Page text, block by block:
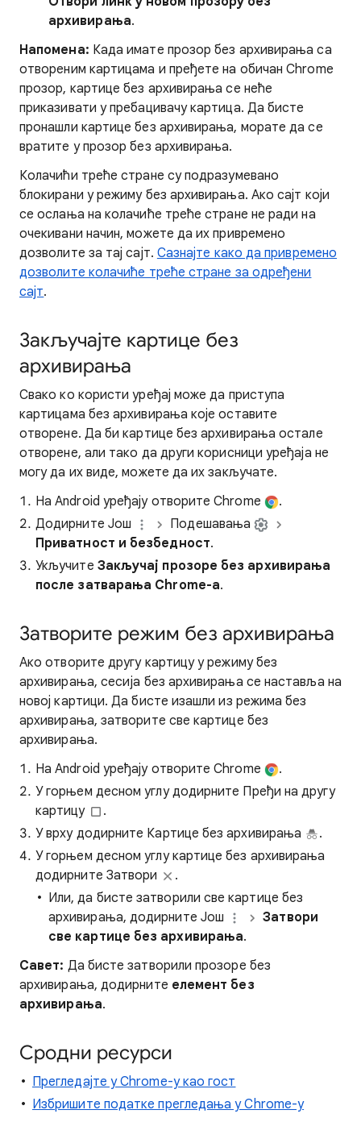
архивирања.
Напомена: Када имате прозор без архивирања са
отвореним картицама и пређете на обичан Chrome
прозор, картице без архивирања се неће
приказивати у пребацивачу картица. Да бисте
пронашли картице без архивирања, морате да се
вратите у прозор без архивирања.
Колачићи треће стране су подразумевано
блокирани у режиму без архивирања. Ако сајт који
се ослања на колачиће треће стране не ради на
очекивани начин, можете да их привремено
дозволите за тај сајт. Сазнајте како да привремено
дозволите колачиће треће стране за одређени
сајт.
Закључајте картице без
архивирања
Свако ко користи уређај може да приступа
картицама без архивирања које оставите
отворене. Да би картице без архивирања остале
отворене, али тако да други корисници уређаја не
могу да их виде, можете да их закључате.
На Android уређају отворите Chrome
.
Додирните Још
Подешавања
Приватност и безбедност.
Укључите Закључај прозоре без архивирања
после затварања Chrome-а.
Затворите режим без архивирања
Ако отворите другу картицу у режиму без
архивирања, сесија без архивирања се наставља на
новој картици. Да бисте изашли из режима без
архивирања, затворите све картице без
архивирања.
На Android уређају отворите Chrome
.
У горњем десном углу додирните Пређи на другу
картицу
.
У врху додирните Картице без архивирања
.
У горњем десном углу картице без архивирања
додирните Затвори
.
Или, да бисте затворили све картице без
архивирања, додирните Још
Затвори
све картице без архивирања.
Савет: Да бисте затворили прозоре без
архивирања, додирните елемент без
архивирања.
Сродни ресурси
Прегледајте у Chrome-у као гост
Избришите податке прегледања у Chrome-у